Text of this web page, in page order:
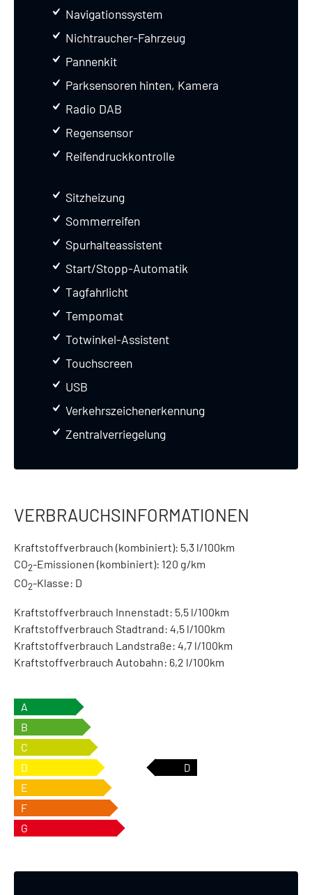
Navigationssystem
Nichtraucher-Fahrzeug
Pannenkit
Parksensoren hinten, Kamera
Radio DAB
Regensensor
Reifendruckkontrolle
Sitzheizung
Sommerreifen
Spurhalteassistent
Start/Stopp-Automatik
Tagfahrlicht
Tempomat
Totwinkel-Assistent
Touchscreen
USB
Verkehrszeichenerkennung
Zentralverriegelung
VERBRAUCHSINFORMATIONEN
Kraftstoffverbrauch (kombiniert): 5,3 l/100km
CO2-Emissionen (kombiniert): 120 g/km
CO2-Klasse: D
Kraftstoffverbrauch Innenstadt: 5,5 l/100km
Kraftstoffverbrauch Stadtrand: 4,5 l/100km
Kraftstoffverbrauch Landstraße: 4,7 l/100km
Kraftstoffverbrauch Autobahn: 6,2 l/100km
A
B
C
D
D
E
F
G